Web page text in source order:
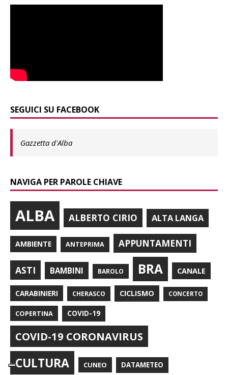
SEGUICI SU FACEBOOK
Gazzetta d'Alba
NAVIGA PER PAROLE CHIAVE
ALBA ALBERTO CIRIO ALTA LANGA
AMBIENTE ANTEPRIMA APPUNTAMENTI
ASTI BAMBINI BAROLO BRA CANALE
CARABINIERI CHERASCO CICLISMO CONCERTO
COPERTINA COVID-19
COVID-19 CORONAVIRUS
CULTURA CUNEO DATAMETEO